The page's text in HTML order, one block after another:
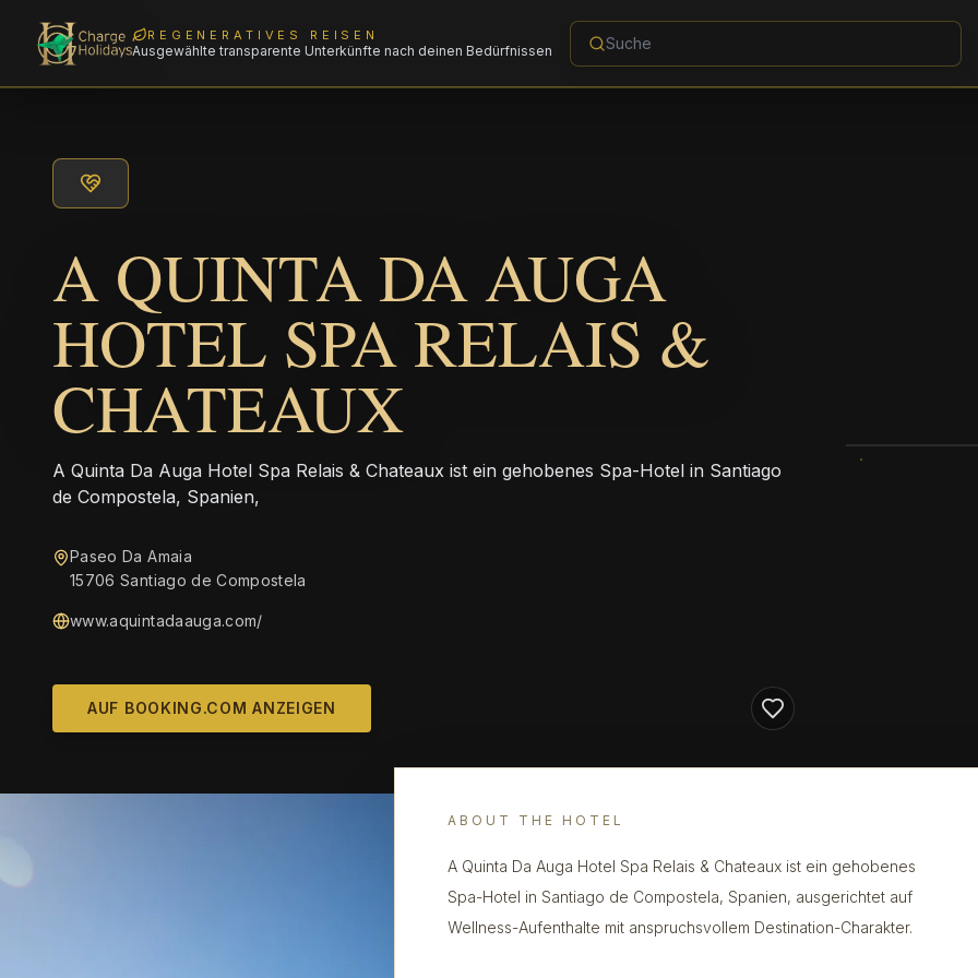
REGENERATIVES REISEN
Ausgewählte transparente Unterkünfte nach deinen Bedürfnissen
A QUINTA DA AUGA
HOTEL SPA RELAIS &
CHATEAUX
A Quinta Da Auga Hotel Spa Relais & Chateaux ist ein gehobenes Spa-Hotel in Santiago
de Compostela, Spanien,
Paseo Da Amaia
15706 Santiago de Compostela
www.aquintadaauga.com/
AUF BOOKING.COM ANZEIGEN
ABOUT THE HOTEL
A Quinta Da Auga Hotel Spa Relais & Chateaux ist ein gehobenes
Spa-Hotel in Santiago de Compostela, Spanien, ausgerichtet auf
Wellness-Aufenthalte mit anspruchsvollem Destination-Charakter.